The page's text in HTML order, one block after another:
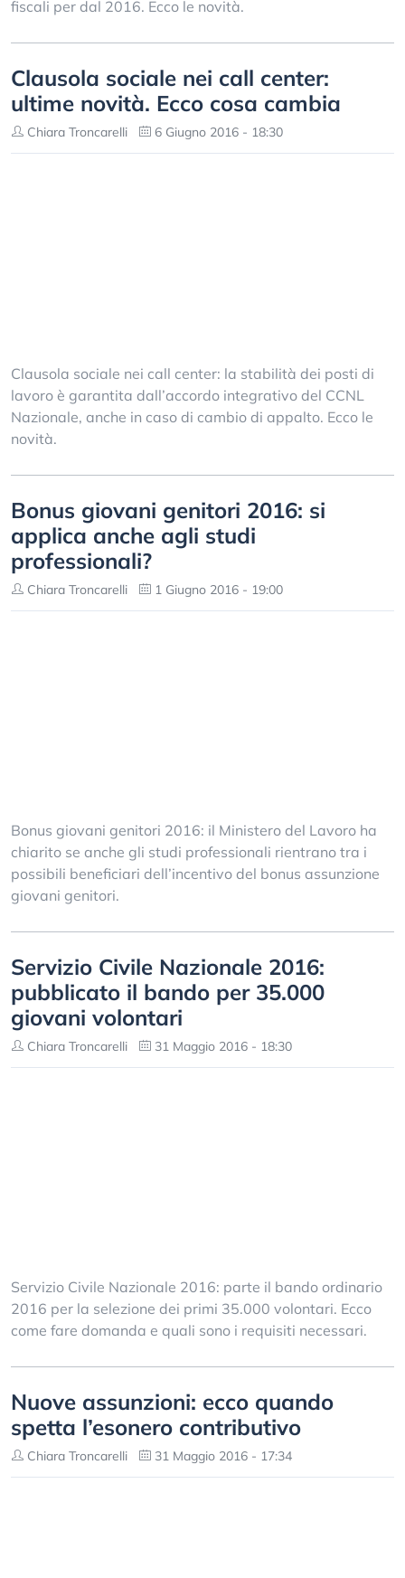
fiscali per dal 2016. Ecco le novità.
Clausola sociale nei call center:
ultime novità. Ecco cosa cambia
Chiara Troncarelli 6 Giugno 2016 - 18:30
Clausola sociale nei call center: la stabilità dei posti di
lavoro è garantita dall’accordo integrativo del CCNL
Nazionale, anche in caso di cambio di appalto. Ecco le
novità.
Bonus giovani genitori 2016: si
applica anche agli studi
professionali?
Chiara Troncarelli 1 Giugno 2016 - 19:00
Bonus giovani genitori 2016: il Ministero del Lavoro ha
chiarito se anche gli studi professionali rientrano tra i
possibili beneficiari dell’incentivo del bonus assunzione
giovani genitori.
Servizio Civile Nazionale 2016:
pubblicato il bando per 35.000
giovani volontari
Chiara Troncarelli 31 Maggio 2016 - 18:30
Servizio Civile Nazionale 2016: parte il bando ordinario
2016 per la selezione dei primi 35.000 volontari. Ecco
come fare domanda e quali sono i requisiti necessari.
Nuove assunzioni: ecco quando
spetta l’esonero contributivo
Chiara Troncarelli 31 Maggio 2016 - 17:34